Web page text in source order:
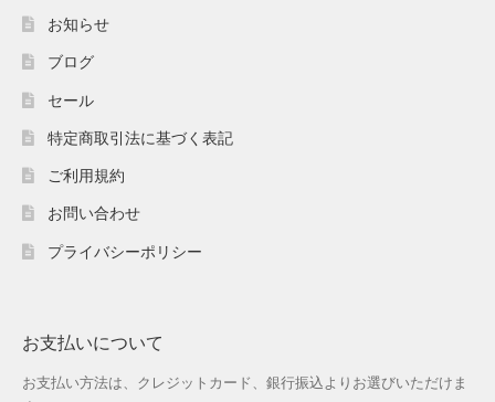
ホワイトデー特集
マイアカウント
配送先住所
冬服ファッション特集
商品一覧
お知らせ
ブログ
セール
特定商取引法に基づく表記
ご利用規約
お問い合わせ
プライバシーポリシー
お支払いについて
お支払い方法は、クレジットカード、銀行振込よりお選びいただけま